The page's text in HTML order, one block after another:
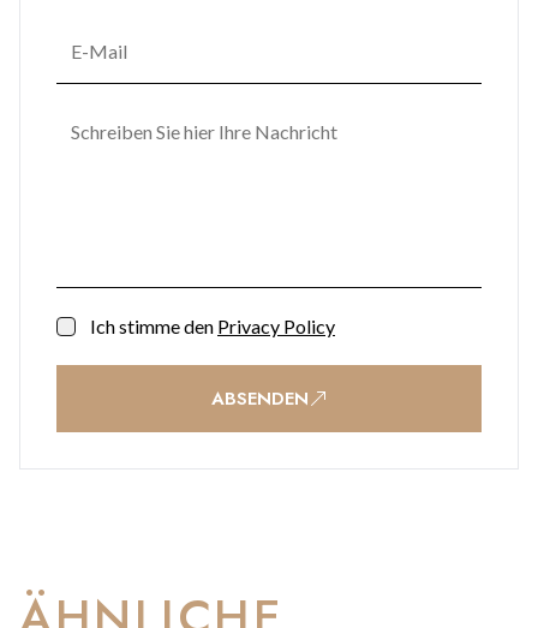
Ich stimme den Privacy Policy
ABSENDEN